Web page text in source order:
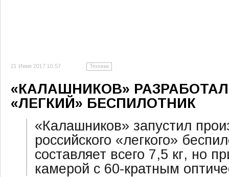
21 Июня 2017 10:57 Техника
«КАЛАШНИКОВ»
«ЛЕГКИЙ» БЕСПИЛОТНИК
«Калашников» запустил
российского «легкого»
составляет всего 7,5 кг, но
камерой с 60-кратным